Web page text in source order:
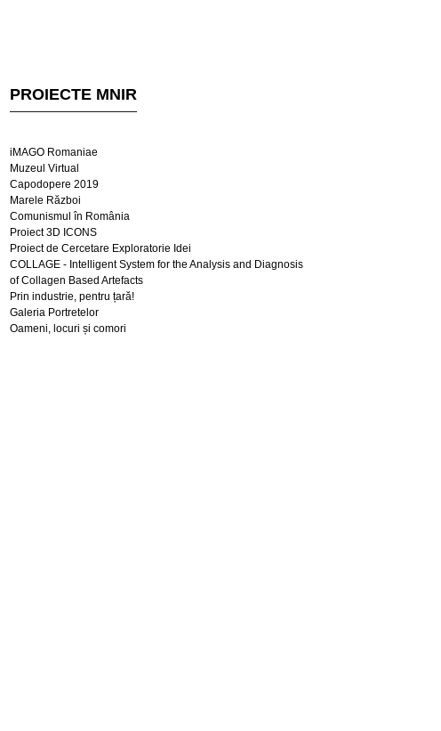
PROIECTE MNIR
iMAGO Romaniae
Muzeul Virtual
Capodopere 2019
Marele Război
Comunismul în România
Proiect 3D ICONS
Proiect de Cercetare Exploratorie Idei
COLLAGE - Intelligent System for the Analysis and Diagnosis
of Collagen Based Artefacts
Prin industrie, pentru țară!
Galeria Portretelor
Oameni, locuri și comori